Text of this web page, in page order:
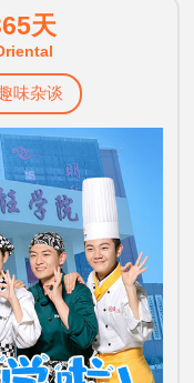
天
味杂谈